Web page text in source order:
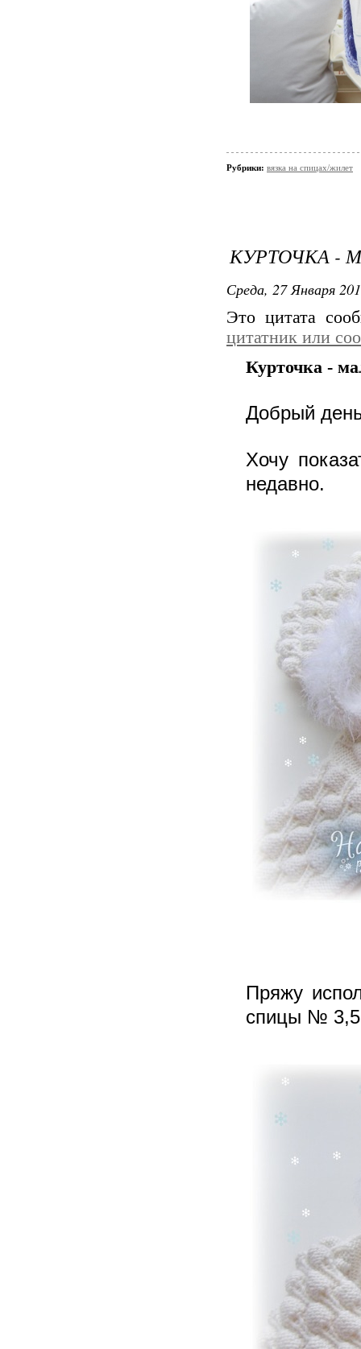
Рубрики: вязка на спицах/жилет
КУРТОЧКА -
Среда, 27 Января
Это цитата
цитатник или
Курточка -
Добрый
Хочу
недавно.
Пряжу
спицы №